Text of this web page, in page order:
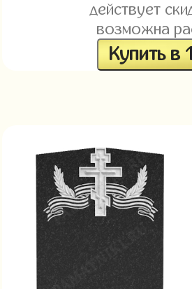
действует
возможна
Купить в